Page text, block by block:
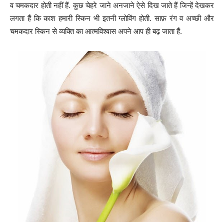
व चमकदार होती नहीं हैं. कुछ चेहरे जाने अनजाने ऐसे दिख जाते हैं जिन्हें देखकर
लगता हैं कि काश हमारी स्किन भी इतनी ग्लोविंग होती. साफ़ रंग व अच्छी और
चमकदार स्किन से व्यक्ति का आत्मविश्वास अपने आप ही बढ़ जाता हैं.